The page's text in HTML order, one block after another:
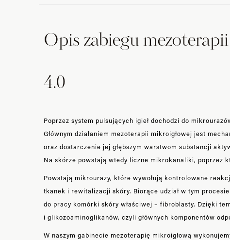
Opis zabiegu
4.0
Poprzez system pulsujących igieł dochodzi do
Głównym działaniem mezoterapii mikroigłowej jest
oraz dostarczenie jej głębszym warstwom substancji
Na skórze powstają wtedy liczne mikrokanaliki, poprzez
Powstają mikrourazy, które wywołują kontrolowane
tkanek i rewitalizacji skóry. Biorące udział w tym
do pracy komórki skóry właściwej – fibroblasty. Dzięki
i glikozoaminoglikanów, czyli głównych komponentów
W naszym gabinecie mezoterapię mikroigłową